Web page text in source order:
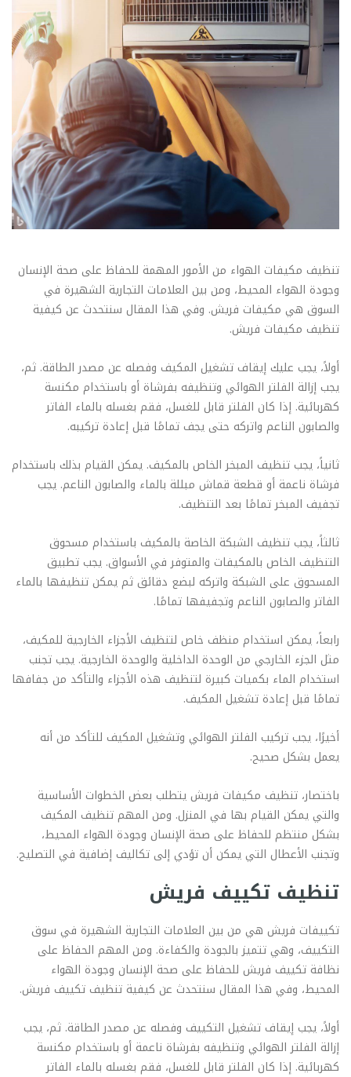
تنظيف مكيفات الهواء من الأمور المهمة للحفاظ على صحة الإنسان
وجودة الهواء المحيط، ومن بين العلامات التجارية الشهيرة في
السوق هي مكيفات فريش. وفي هذا المقال سنتحدث عن كيفية
تنظيف مكيفات فريش.
أولاً، يجب عليك إيقاف تشغيل المكيف وفصله عن مصدر الطاقة. ثم،
يجب إزالة الفلتر الهوائي وتنظيفه بفرشاة أو باستخدام مكنسة
كهربائية. إذا كان الفلتر قابل للغسل، فقم بغسله بالماء الفاتر
والصابون الناعم واتركه حتى يجف تمامًا قبل إعادة تركيبه.
ثانياً، يجب تنظيف المبخر الخاص بالمكيف. يمكن القيام بذلك باستخدام
فرشاة ناعمة أو قطعة قماش مبللة بالماء والصابون الناعم. يجب
تجفيف المبخر تمامًا بعد التنظيف.
ثالثاً، يجب تنظيف الشبكة الخاصة بالمكيف باستخدام مسحوق
التنظيف الخاص بالمكيفات والمتوفر في الأسواق. يجب تطبيق
المسحوق على الشبكة واتركه لبضع دقائق ثم يمكن تنظيفها بالماء
الفاتر والصابون الناعم وتجفيفها تمامًا.
رابعاً، يمكن استخدام منظف خاص لتنظيف الأجزاء الخارجية للمكيف،
مثل الجزء الخارجي من الوحدة الداخلية والوحدة الخارجية. يجب تجنب
استخدام الماء بكميات كبيرة لتنظيف هذه الأجزاء والتأكد من جفافها
تمامًا قبل إعادة تشغيل المكيف.
أخيرًا، يجب تركيب الفلتر الهوائي وتشغيل المكيف للتأكد من أنه
يعمل بشكل صحيح.
باختصار، تنظيف مكيفات فريش يتطلب بعض الخطوات الأساسية
والتي يمكن القيام بها في المنزل. ومن المهم تنظيف المكيف
بشكل منتظم للحفاظ على صحة الإنسان وجودة الهواء المحيط،
وتجنب الأعطال التي يمكن أن تؤدي إلى تكاليف إضافية في التصليح.
تنظيف تكييف فريش
تكييفات فريش هي من بين العلامات التجارية الشهيرة في سوق
التكييف، وهي تتميز بالجودة والكفاءة. ومن المهم الحفاظ على
نظافة تكييف فريش للحفاظ على صحة الإنسان وجودة الهواء
المحيط، وفي هذا المقال سنتحدث عن كيفية تنظيف تكييف فريش.
أولاً، يجب إيقاف تشغيل التكييف وفصله عن مصدر الطاقة. ثم، يجب
إزالة الفلتر الهوائي وتنظيفه بفرشاة ناعمة أو باستخدام مكنسة
كهربائية. إذا كان الفلتر قابل للغسل، فقم بغسله بالماء الفاتر